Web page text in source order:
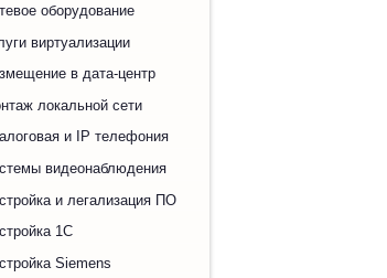
оборудование
виртуализации
в дата-центр
локальной сети
и IP телефония
видеонаблюдения
и легализация ПО
1С
Siemens